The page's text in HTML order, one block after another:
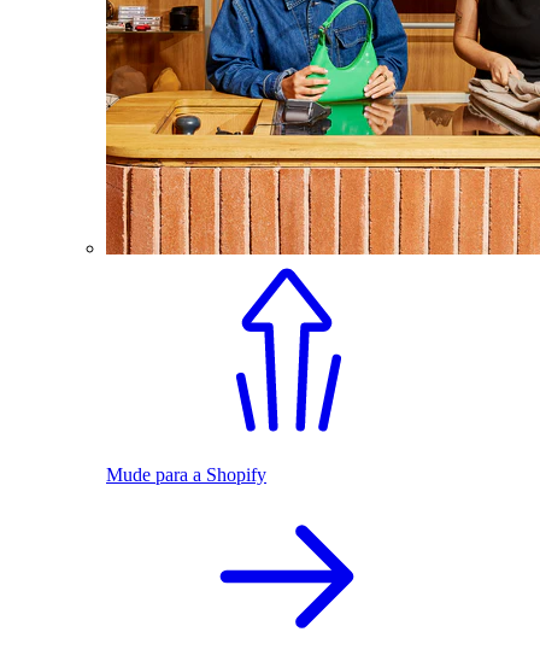
Mude para a Shopify